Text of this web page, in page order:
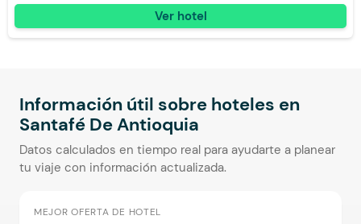
Televisión
Toallas
Toallas de cuerpo
WiFi
Ver hotel
Información útil sobre hoteles en
Santafé De Antioquia
Datos calculados en tiempo real para ayudarte a planear
tu viaje con información actualizada.
MEJOR OFERTA DE HOTEL